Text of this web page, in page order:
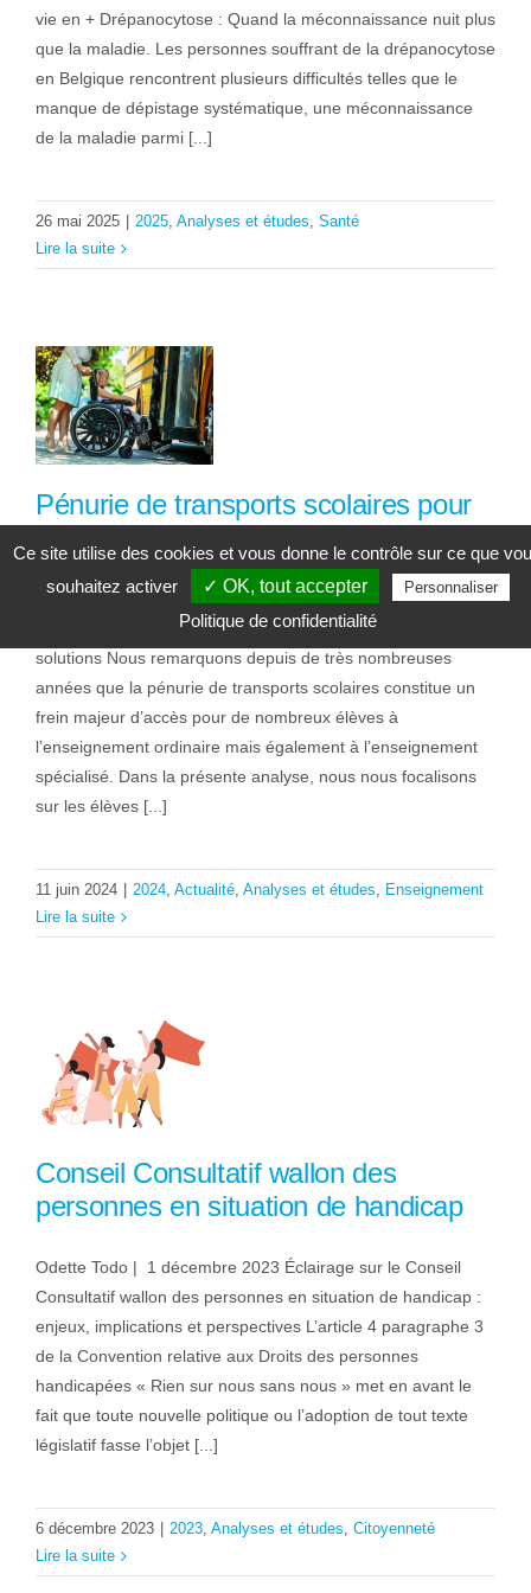
vie en + Drépanocytose : Quand la méconnaissance nuit plus
que la maladie. Les personnes souffrant de la drépanocytose
en Belgique rencontrent plusieurs difficultés telles que le
manque de dépistage systématique, une méconnaissance
de la maladie parmi [...]
26 mai 2025 2025, Analyses et études, Santé
Lire la suite
Pénurie de transports scolaires pour
Odette Todo | 11 juin 2024 Pénurie de transports scolaires
pour les enfants en situation de handicap : Enjeux et
solutions Nous remarquons depuis de très nombreuses
années que la pénurie de transports scolaires constitue un
frein majeur d’accès pour de nombreux élèves à
l’enseignement ordinaire mais également à l’enseignement
spécialisé. Dans la présente analyse, nous nous focalisons
sur les élèves [...]
11 juin 2024 2024, Actualité, Analyses et études, Enseignement
Lire la suite
Conseil Consultatif wallon des
personnes en situation de handicap
Odette Todo | 1 décembre 2023 Éclairage sur le Conseil
Consultatif wallon des personnes en situation de handicap :
enjeux, implications et perspectives L’article 4 paragraphe 3
de la Convention relative aux Droits des personnes
handicapées « Rien sur nous sans nous » met en avant le
fait que toute nouvelle politique ou l’adoption de tout texte
législatif fasse l’objet [...]
6 décembre 2023 2023, Analyses et études, Citoyenneté
Lire la suite
Ce site utilise des cookies et vous donne le contrôle sur ce que
souhaitez activer
✓ OK, tout accepter Personnaliser
Politique de confidentialité